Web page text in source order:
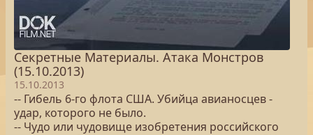
Секретные Материалы. Атака Монстров
(15.10.2013)
15.10.2013
-- Гибель 6-го флота США. Убийца авианосцев -
удар, которого не было.
-- Чудо или чудовище изобретения российского